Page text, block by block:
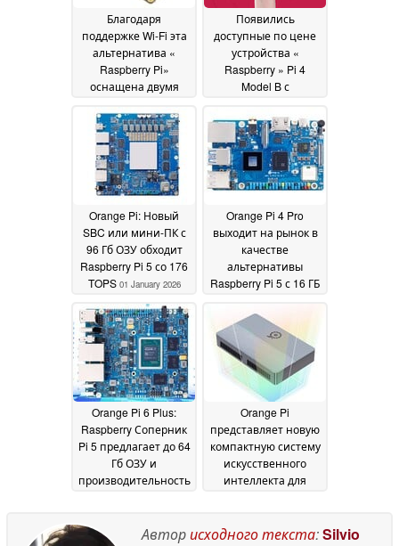
Благодаря
поддержке Wi-Fi эта
альтернатива «
Raspberry Pi»
оснащена двумя
работающими в
режиме реального
времени, и двумя
гигабитными LAN-
портами05 July 2026
Появились
доступные по цене
устройства «
Raspberry » Pi 4
Model B с
отсортированными
по
производительности
28 June 2026
Orange Pi: Новый
SBC или мини-ПК с
96 Гб ОЗУ обходит
Raspberry Pi 5 со 176
TOPS 01 January 2026
Orange Pi 4 Pro
выходит на рынок в
качестве
альтернативы
Raspberry Pi 5 с 16 ГБ
October 2025
Orange Pi 6 Plus:
Raspberry Соперник
Pi 5 предлагает до 64
Гб ОЗУ и
производительность
October 2025
Orange Pi
представляет новую
компактную систему
искусственного
интеллекта для
October 2025
Авторисходного текста:Silvio